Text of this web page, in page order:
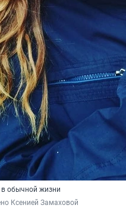
в обычной жизни
Ксенией Замаховой